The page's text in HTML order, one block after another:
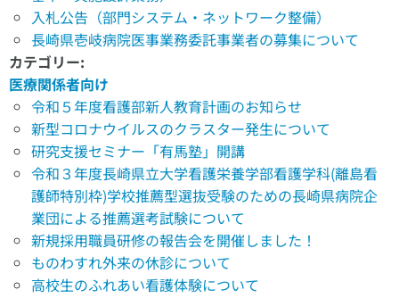
入札公告（部門システム・ネットワーク整備）
長崎県壱岐病院医事業務委託事業者の募集について
カテゴリー:
医療関係者向け
令和５年度看護部新人教育計画のお知らせ
新型コロナウイルスのクラスター発生について
研究支援セミナー「有馬塾」開講
令和３年度長崎県立大学看護栄養学部看護学科(離島看
護師特別枠)学校推薦型選抜受験のための長崎県病院企
業団による推薦選考試験について
新規採用職員研修の報告会を開催しました！
ものわすれ外来の休診について
高校生のふれあい看護体験について